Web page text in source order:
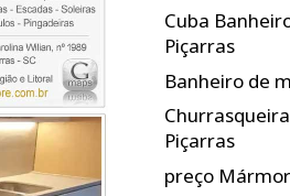
Cuba
Piçarras
Banheiro de
Piçarras
preço